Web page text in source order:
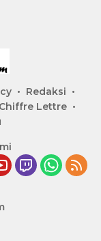
Redaksi
Chiffre Lettre